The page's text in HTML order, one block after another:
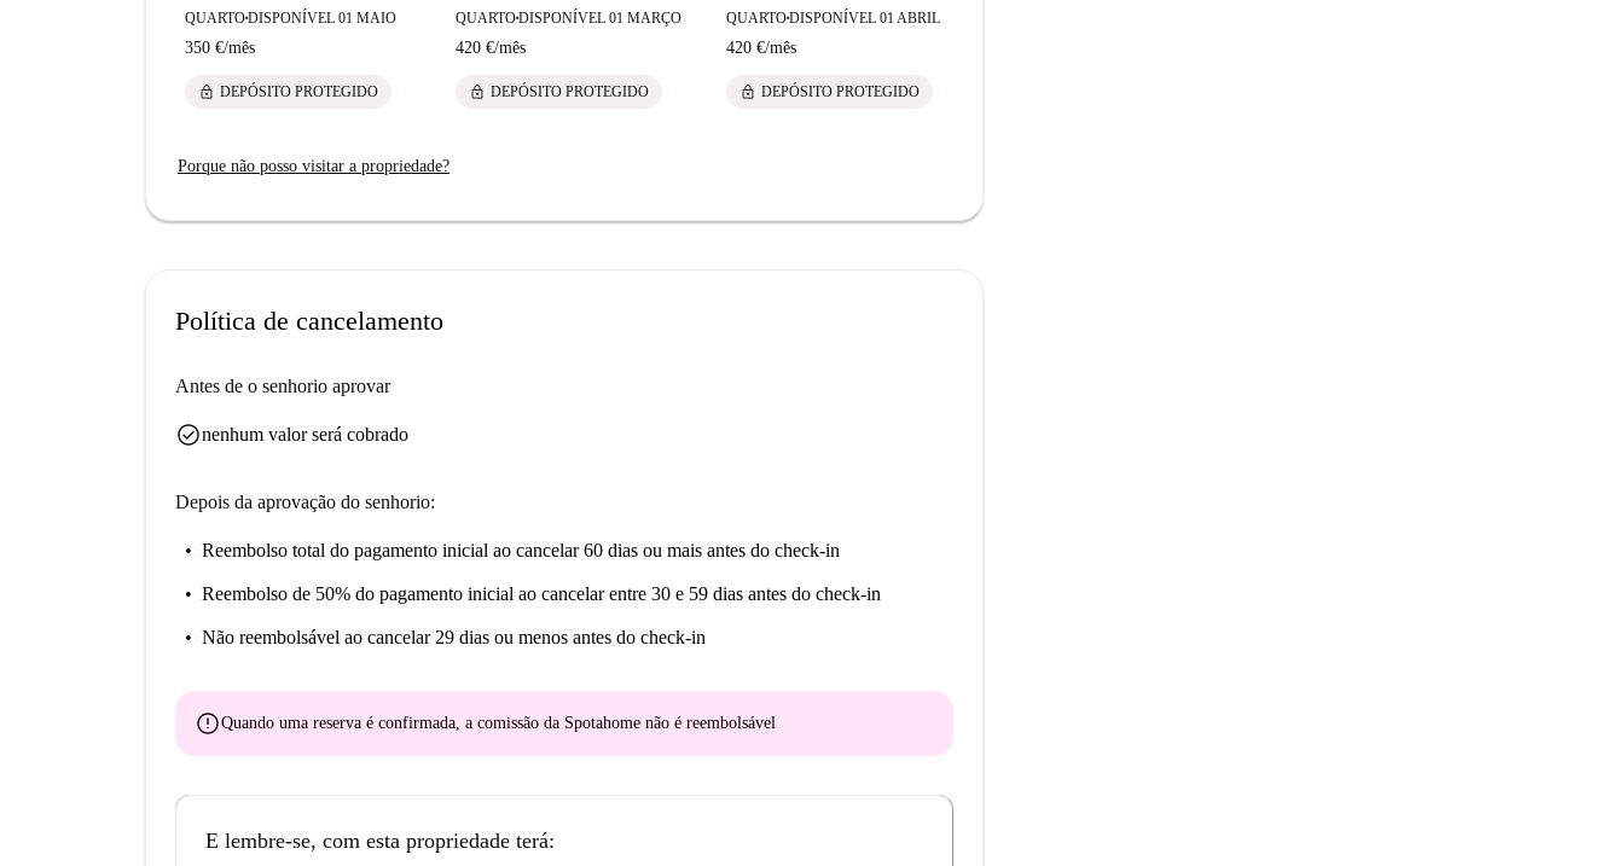
QUARTO■DISPONÍVEL 01 MAIO
350 €/mês
lock DEPÓSITO PROTEGIDO
QUARTO■DISPONÍVEL 01 MARÇO
420 €/mês
lock DEPÓSITO PROTEGIDO
QUARTO■DISPONÍVEL 01 ABRIL
420 €/mês
lock DEPÓSITO PROTEGIDO
Porque não posso visitar a propriedade?
Política de cancelamento
Antes de o senhorio aprovar
check_circlenenhum valor será cobrado
Depois da aprovação do senhorio:
Reembolso total do pagamento inicial ao cancelar 60 dias ou mais antes do check-in
Reembolso de 50% do pagamento inicial ao cancelar entre 30 e 59 dias antes do check-in
Não reembolsável ao cancelar 29 dias ou menos antes do check-in
errorQuando uma reserva é confirmada, a comissão da Spotahome não é reembolsável
E lembre-se, com esta propriedade terá: